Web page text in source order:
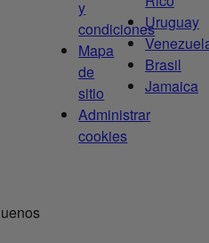
y
condiciones
Mapa
de
sitio
Administrar
cookies
Uruguay
Brasil
Jamaica